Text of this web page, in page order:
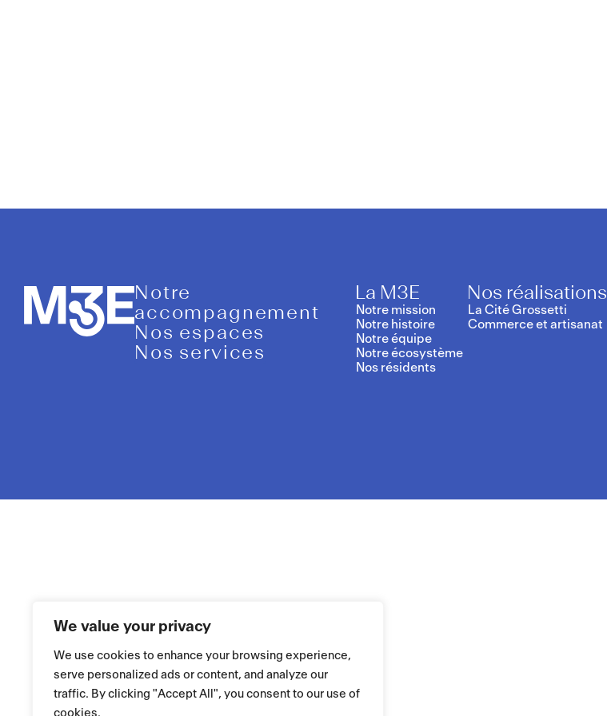
We value your privacy
We use cookies to enhance your browsing experience,
serve personalized ads or content, and analyze our
traffic. By clicking "Accept All", you consent to our use of
Notre
accompagnement
Nos espaces
Nos services
La M3E
Notre mission
Notre histoire
Notre équipe
Notre écosystème
Nos résidents
Nos réalisations
La Cité Grossetti
Commerce et artisanat